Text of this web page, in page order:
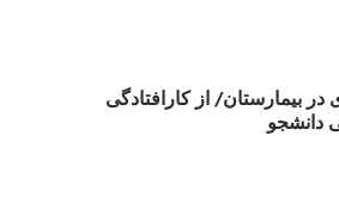
در بیمارستان/ از کارافتادگی